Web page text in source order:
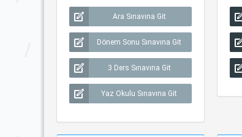
Ara Sınavına Git
Dönem Sonu Sınavına Git
3 Ders Sınavına Git
Yaz Okulu Sınavına Git